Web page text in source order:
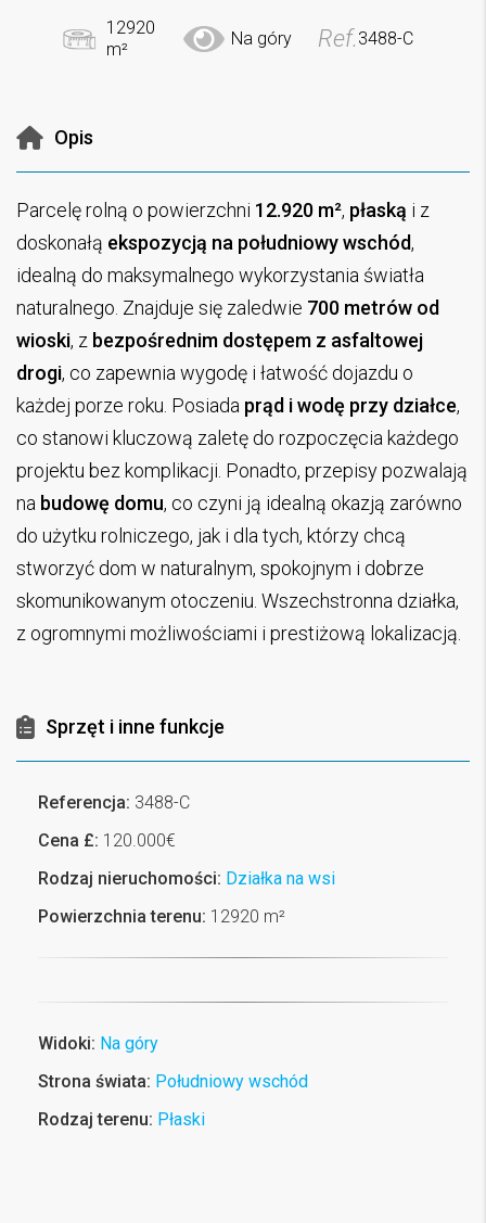
12920
m²
Na góry Ref. 3488-C
Opis
Parcelę rolną o powierzchni 12.920 m², płaską i z
doskonałą ekspozycją na południowy wschód,
idealną do maksymalnego wykorzystania światła
naturalnego. Znajduje się zaledwie 700 metrów od
wioski, z bezpośrednim dostępem z asfaltowej
drogi, co zapewnia wygodę i łatwość dojazdu o
każdej porze roku. Posiada prąd i wodę przy działce,
co stanowi kluczową zaletę do rozpoczęcia każdego
projektu bez komplikacji. Ponadto, przepisy pozwalają
na budowę domu, co czyni ją idealną okazją zarówno
do użytku rolniczego, jak i dla tych, którzy chcą
stworzyć dom w naturalnym, spokojnym i dobrze
skomunikowanym otoczeniu. Wszechstronna działka,
z ogromnymi możliwościami i prestiżową lokalizacją.
Sprzęt i inne funkcje
Referencja: 3488-C
Cena £: 120.000€
Rodzaj nieruchomości: Działka na wsi
Powierzchnia terenu: 12920 m²
Widoki: Na góry
Strona świata: Południowy wschód
Rodzaj terenu: Płaski